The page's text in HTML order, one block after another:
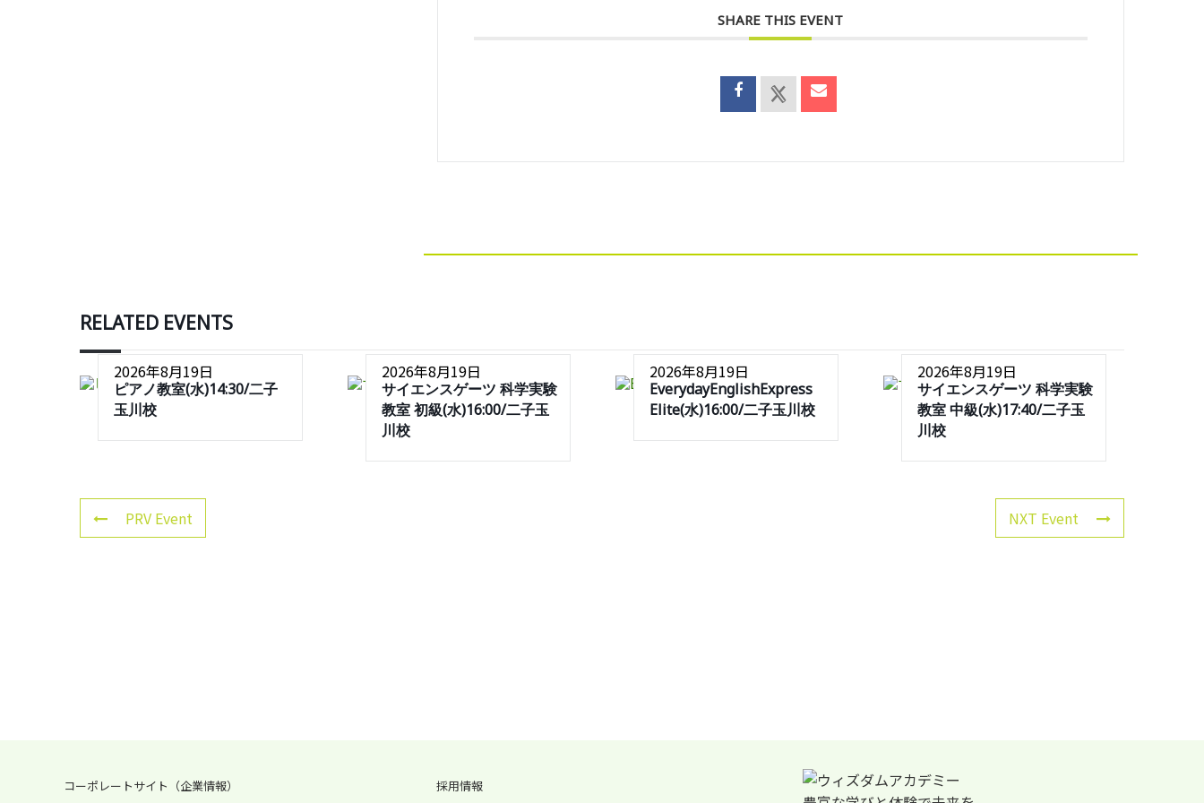
SHARE THIS EVENT
RELATED EVENTS
2026年8月19日
ピアノ教室(水)14:30/二子
玉川校
2026年8月19日
サイエンスゲーツ 科学実験
教室 初級(水)16:00/二子玉
川校
2026年8月19日
EverydayEnglishExpress
Elite(水)16:00/二子玉川校
2026年8月19日
サイエンスゲーツ 科学実験
教室 中級(水)17:40/二子玉
川校
PRV Event NXT Event
コーポレートサイト（企業情報） 採用情報